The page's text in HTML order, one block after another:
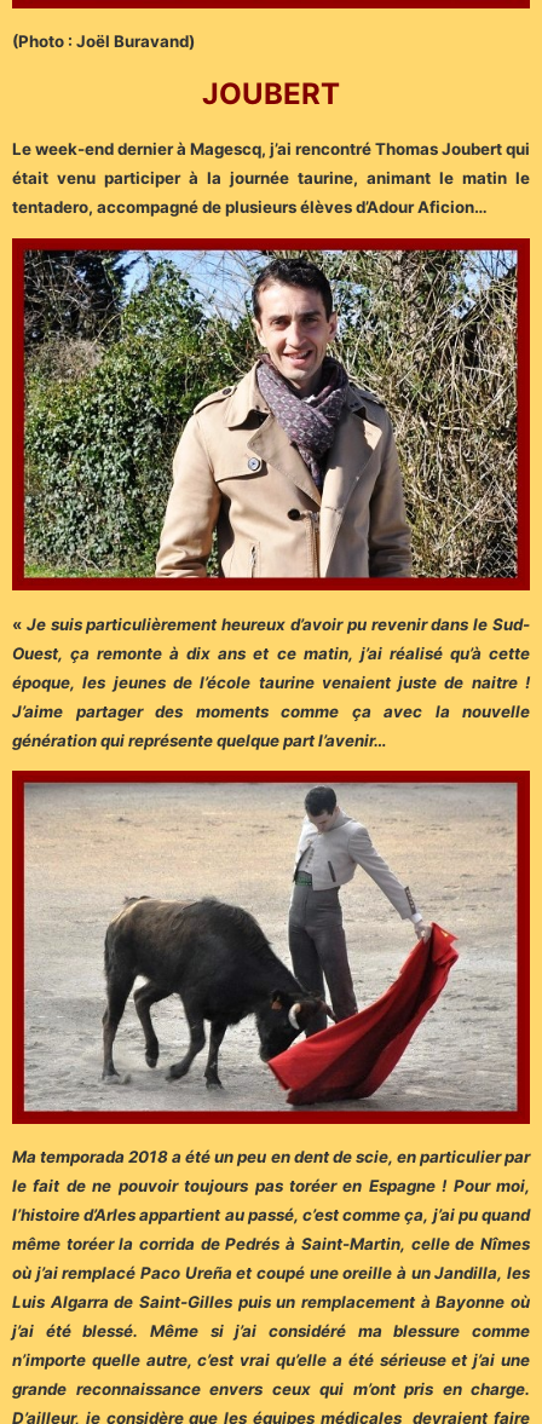
(Photo : Joël Buravand)
JOUBERT
Le week-end dernier à Magescq, j’ai rencontré Thomas Joubert qui
était venu participer à la journée taurine, animant le matin le
tentadero, accompagné de plusieurs élèves d’Adour Aficion…
« Je suis particulièrement heureux d’avoir pu revenir dans le Sud-
Ouest, ça remonte à dix ans et ce matin, j’ai réalisé qu’à cette
époque, les jeunes de l’école taurine venaient juste de naitre !
J’aime partager des moments comme ça avec la nouvelle
génération qui représente quelque part l’avenir…
Ma temporada 2018 a été un peu en dent de scie, en particulier par
le fait de ne pouvoir toujours pas toréer en Espagne ! Pour moi,
l’histoire d’Arles appartient au passé, c’est comme ça, j’ai pu quand
même toréer la corrida de Pedrés à Saint-Martin, celle de Nîmes
où j’ai remplacé Paco Ureña et coupé une oreille à un Jandilla, les
Luis Algarra de Saint-Gilles puis un remplacement à Bayonne où
j’ai été blessé. Même si j’ai considéré ma blessure comme
n’importe quelle autre, c’est vrai qu’elle a été sérieuse et j’ai une
grande reconnaissance envers ceux qui m’ont pris en charge.
D’ailleur, je considère que les équipes médicales devraient faire